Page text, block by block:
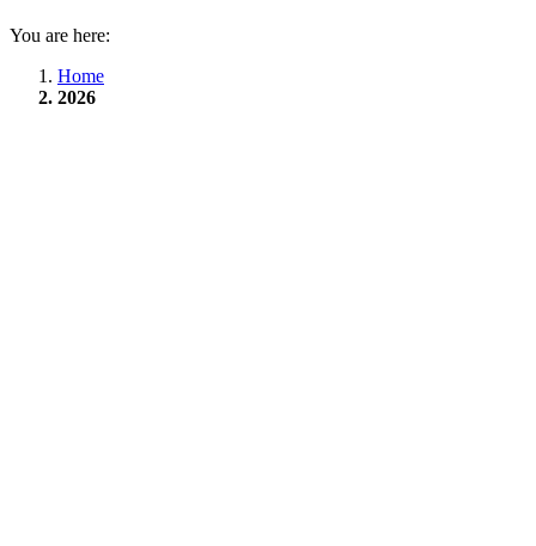
You are here:
Home
2026